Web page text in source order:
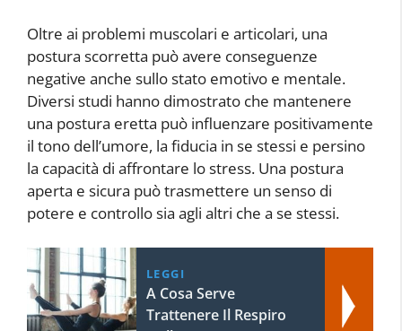
Oltre ai problemi muscolari e articolari, una
postura scorretta può avere conseguenze
negative anche sullo stato emotivo e mentale.
Diversi studi hanno dimostrato che mantenere
una postura eretta può influenzare positivamente
il tono dell’umore, la fiducia in se stessi e persino
la capacità di affrontare lo stress. Una postura
aperta e sicura può trasmettere un senso di
potere e controllo sia agli altri che a se stessi.
LEGGI
A Cosa Serve
Trattenere Il Respiro